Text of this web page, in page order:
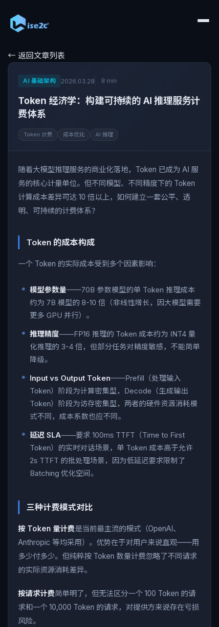
← 返回文章列表
AI 基础架构 2026.03.28 8 min
Token 经济学：构建可持续的 AI 推理服务计
费体系
Token 计费 成本优化 AI 推理
随着大模型推理服务的商业化落地，Token 已成为 AI 服
务的核心计量单位。但不同模型、不同精度下的 Token
计算成本差异可达 10 倍以上，如何建立一套公平、透
明、可持续的计费体系？
Token 的成本构成
一个 Token 的实际成本受到多个因素影响：
模型参数量——70B 参数模型的单 Token 推理成本
约为 7B 模型的 8-10 倍（非线性增长，因大模型需要
更多 GPU 并行）。
推理精度——FP16 推理的 Token 成本约为 INT4 量
化推理的 3-4 倍，但部分任务对精度敏感，不能简单
降级。
Input vs Output Token——Prefill（处理输入
Token）阶段为计算密集型，Decode（生成输出
Token）阶段为访存密集型，两者的硬件资源消耗模
式不同，成本系数也应不同。
延迟 SLA——要求 100ms TTFT（Time to First
Token）的实时对话场景，单 Token 成本高于允许
2s TTFT 的批处理场景，因为低延迟要求限制了
Batching 优化空间。
三种计费模式对比
按 Token 量计费是当前最主流的模式（OpenAI、
Anthropic 等均采用）。优势在于对用户来说直观——用
多少付多少。但纯粹按 Token 数量计费忽略了不同请求
的实际资源消耗差异。
按请求计费简单明了，但无法区分一个 100 Token 的请
求和一个 10,000 Token 的请求，对提供方来说存在亏损
风险。